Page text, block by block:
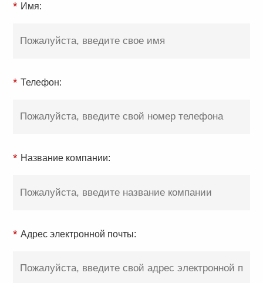
* Имя:
* Телефон:
* Название компании:
* Адрес электронной почты: